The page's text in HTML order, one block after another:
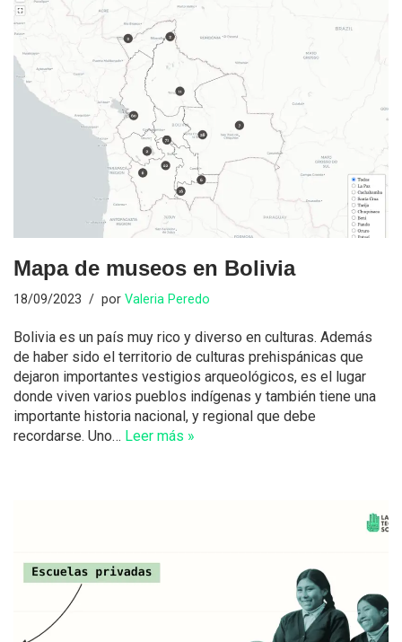
Mapa de museos en Bolivia
18/09/2023 por Valeria Peredo
Bolivia es un país muy rico y diverso en culturas. Además
de haber sido el territorio de culturas prehispánicas que
dejaron importantes vestigios arqueológicos, es el lugar
donde viven varios pueblos indígenas y también tiene una
importante historia nacional, y regional que debe
recordarse. Uno… Leer más »